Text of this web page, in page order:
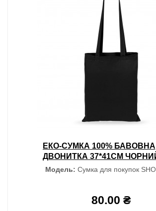
ЕКО-СУМКА 100% БАВОВНА
ДВОНИТКА 37*41СМ
Модель: Сумка для покупок
80.00 ₴